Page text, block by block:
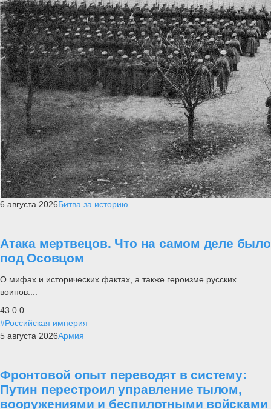
6 августа 2026Битва за историю
Атака мертвецов. Что на самом деле было
под Осовцом
О мифах и исторических фактах, а также героизме русских
воинов....
43 0 0
#Российская империя
5 августа 2026Армия
Фронтовой опыт переводят в систему:
Путин перестроил управление тылом,
вооружениями и беспилотными войсками